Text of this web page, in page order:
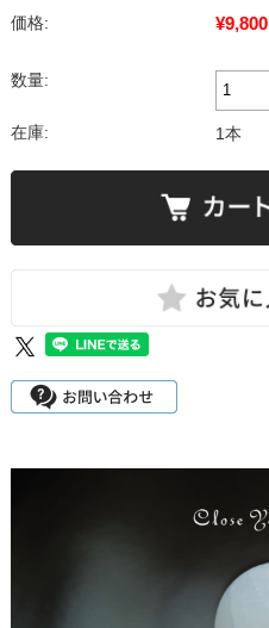
価格:
¥9,800
数量:
在庫: 1本